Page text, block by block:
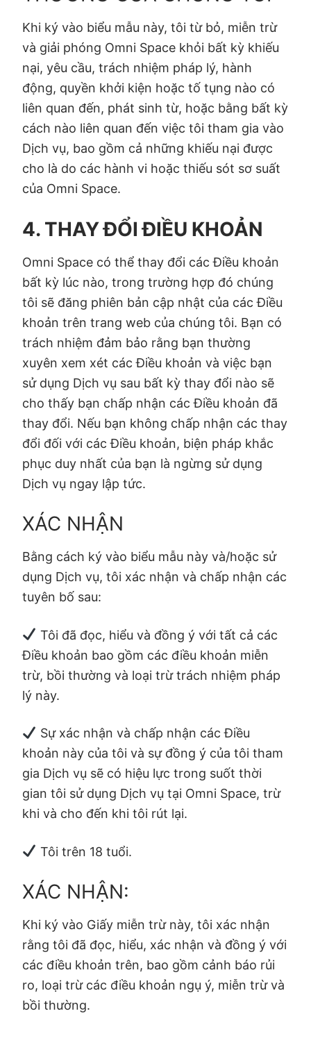
Khi ký vào biểu mẫu này, tôi từ bỏ, miễn trừ
và giải phóng Omni Space khỏi bất kỳ khiếu
nại, yêu cầu, trách nhiệm pháp lý, hành
động, quyền khởi kiện hoặc tố tụng nào có
liên quan đến, phát sinh từ, hoặc bằng bất kỳ
cách nào liên quan đến việc tôi tham gia vào
Dịch vụ, bao gồm cả những khiếu nại được
cho là do các hành vi hoặc thiếu sót sơ suất
của Omni Space.
4. THAY ĐỔI ĐIỀU KHOẢN
Omni Space có thể thay đổi các Điều khoản
bất kỳ lúc nào, trong trường hợp đó chúng
tôi sẽ đăng phiên bản cập nhật của các Điều
khoản trên trang web của chúng tôi. Bạn có
trách nhiệm đảm bảo rằng bạn thường
xuyên xem xét các Điều khoản và việc bạn
sử dụng Dịch vụ sau bất kỳ thay đổi nào sẽ
cho thấy bạn chấp nhận các Điều khoản đã
thay đổi. Nếu bạn không chấp nhận các thay
đổi đối với các Điều khoản, biện pháp khắc
phục duy nhất của bạn là ngừng sử dụng
Dịch vụ ngay lập tức.
XÁC NHẬN
Bằng cách ký vào biểu mẫu này và/hoặc sử
dụng Dịch vụ, tôi xác nhận và chấp nhận các
tuyên bố sau:
Tôi đã đọc, hiểu và đồng ý với tất cả các
Điều khoản bao gồm các điều khoản miễn
trừ, bồi thường và loại trừ trách nhiệm pháp
lý này.
Sự xác nhận và chấp nhận các Điều
khoản này của tôi và sự đồng ý của tôi tham
gia Dịch vụ sẽ có hiệu lực trong suốt thời
gian tôi sử dụng Dịch vụ tại Omni Space, trừ
khi và cho đến khi tôi rút lại.
Tôi trên 18 tuổi.
XÁC NHẬN:
Khi ký vào Giấy miễn trừ này, tôi xác nhận
rằng tôi đã đọc, hiểu, xác nhận và đồng ý với
các điều khoản trên, bao gồm cảnh báo rủi
ro, loại trừ các điều khoản ngụ ý, miễn trừ và
bồi thường.